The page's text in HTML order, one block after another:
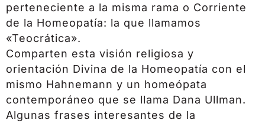
perteneciente a la misma rama o Corriente
de la Homeopatía: la que llamamos
«Teocrática».
Comparten esta visión religiosa y
orientación Divina de la Homeopatía con el
mismo Hahnemann y un homeópata
contemporáneo que se llama Dana Ullman.
Algunas frases interesantes de la